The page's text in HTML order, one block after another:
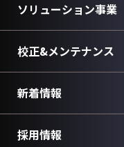
ソリューション事業
校正&メンテナンス
新着情報
採用情報